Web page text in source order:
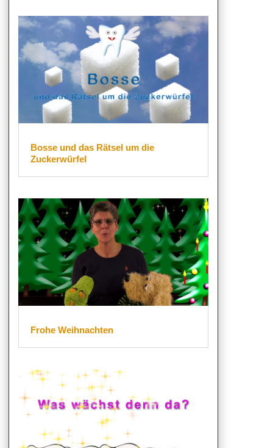
Bosse und das Rätsel um die
Zuckerwürfel
Frohe Weihnachten